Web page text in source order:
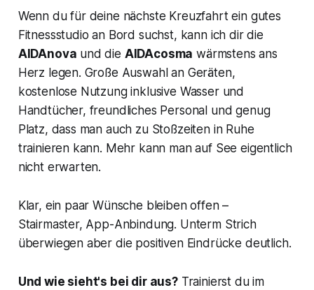
Wenn du für deine nächste Kreuzfahrt ein gutes
Fitnessstudio an Bord suchst, kann ich dir die
AIDAnova und die AIDAcosma wärmstens ans
Herz legen. Große Auswahl an Geräten,
kostenlose Nutzung inklusive Wasser und
Handtücher, freundliches Personal und genug
Platz, dass man auch zu Stoßzeiten in Ruhe
trainieren kann. Mehr kann man auf See eigentlich
nicht erwarten.
Klar, ein paar Wünsche bleiben offen –
Stairmaster, App-Anbindung. Unterm Strich
überwiegen aber die positiven Eindrücke deutlich.
Und wie sieht's bei dir aus?Trainierst du im